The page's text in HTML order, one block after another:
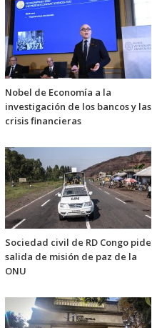
Nobel de Economía a la
investigación de los bancos y las
crisis financieras
Sociedad civil de RD Congo pide
salida de misión de paz de la
ONU